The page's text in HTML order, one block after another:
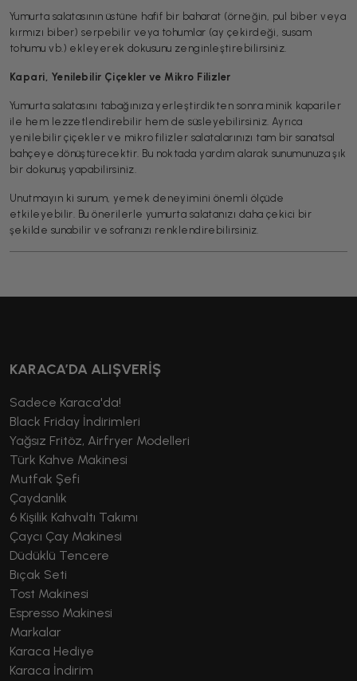
Yumurta salatasının üstüne hafif bir baharat (örneğin, pul biber veya
kırmızı biber) serpebilir veya tohumlar (ay çekirdeği, susam
tohumu vb.) ekleyerek dokusunu zenginleştirebilirsiniz.
Kapari, Yenilebilir Çiçekler ve Mikro Filizler
Yumurta salatasını tabağınıza yerleştirdikten sonra minik kapariler
ile hem lezzetlendirebilir hem de süsleyebilirsiniz. Ayrıca
yenilebilir çiçekler ve mikro filizler salatalarınızı tam bir sanatsal
bahçeye dönüştürecektir. Bu noktada yardım alarak sunumunuza şık
bir dokunuş yapabilirsiniz.
Unutmayın ki sunum, yemek deneyimini önemli ölçüde
etkileyebilir. Bu önerilerle yumurta salatanızı daha çekici bir
şekilde sunabilir ve sofranızı renklendirebilirsiniz.
KARACA’DA ALIŞVERİŞ
Sadece Karaca'da!
Black Friday İndirimleri
Yağsız Fritöz, Airfryer Modelleri
Türk Kahve Makinesi
Mutfak Şefi
Çaydanlık
6 Kişilik Kahvaltı Takımı
Çaycı Çay Makinesi
Düdüklü Tencere
Bıçak Seti
Tost Makinesi
Espresso Makinesi
Markalar
Karaca Hediye
Karaca İndirim